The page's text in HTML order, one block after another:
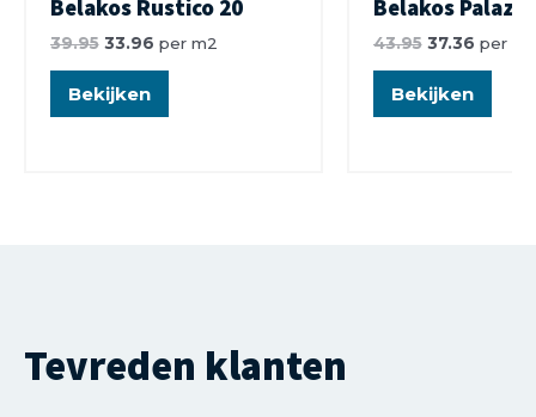
Belakos Rustico 20
39.95 33.96 per m2
Bekijken
Belakos
43.95 37.36 per
Bekijken
Tevreden klanten